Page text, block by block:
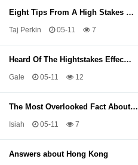
Eight Tips From A High Stakes …
Taj Perkin 05-11 7
Heard Of The Hightstakes Effec…
Gale 05-11 12
The Most Overlooked Fact About…
Isiah 05-11 7
Answers about Hong Kong